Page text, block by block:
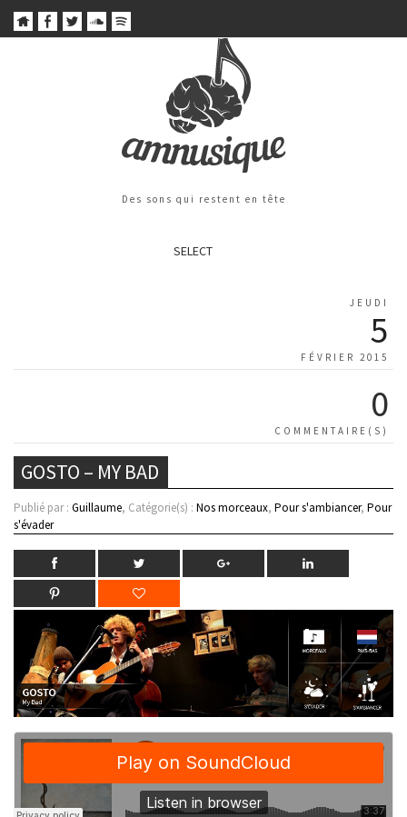
Des sons qui restent en tête
SELECT
JEUDI
5
FÉVRIER 2015
0
COMMENTAIRE(S)
GOSTO – MY BAD
Publié par : Guillaume, Catégorie(s) : Nos morceaux, Pour s'ambiancer, Pour
s'évader